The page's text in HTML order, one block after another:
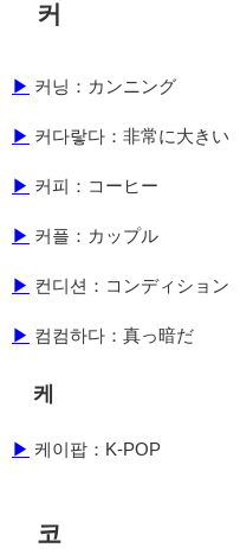
커
▶ 커닝：カンニング
▶ 커다랗다：非常に大きい
▶ 커피：コーヒー
▶ 커플：カップル
▶ 컨디션：コンディション
▶ 컴컴하다：真っ暗だ
케
▶ 케이팝：K-POP
코